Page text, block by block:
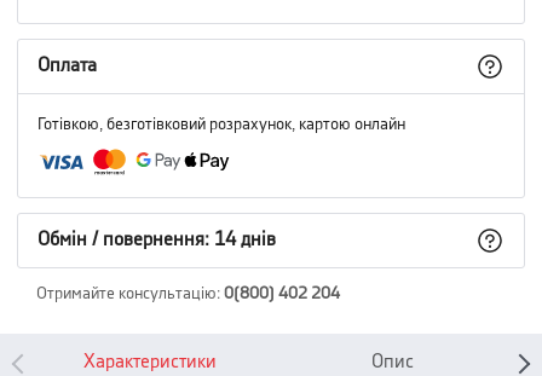
Оплата
Готівкою, безготівковий розрахунок, картою онлайн
Обмін / повернення: 14 днів
Отримайте консультацію: 0(800) 402 204
Характеристики Опис